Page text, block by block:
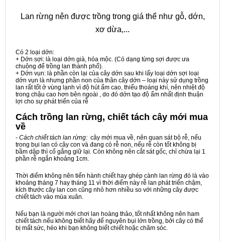
Lan rừng nên được trồng trong giá thể như gỗ, dớn,
xơ dừa,...
Có 2 loại dớn:
+ Dớn sợi: là loại dớn già, hóa mộc. (Có dạng từng sợi được ưa
chuộng để trồng lan thành phố).
+ Dớn vụn: là phần còn lại của cây dớn sau khi lấy loại dớn sợi loại
dớn vụn là nhưng phần non của thân cây dớn – loại này sử dụng trồng
lan rất tốt ở vùng lạnh vì độ hút ẩm cao, thiếu thoáng khí, nên nhiệt độ
trong chậu cao hơn bên ngoài , do đó dớn tạo độ ẩm nhất định thuận
lợi cho sự phát triển của rễ
Cách trồng lan rừng, chiết tách cây mới mua
về
- Cách chiết tách lan rừng: cây mới mua về, nên quan sát bộ rễ, nếu
trong bụi lan có cây con và đang có rễ non, nếu rễ còn tốt không bị
bầm dập thì cố gắng giữ lại. Còn không nên cắt sát gốc, chỉ chừa lại 1
phần rễ ngắn khoảng 1cm.
Thời điểm không nên tiến hành chiết hay ghép cành lan rừng đó là vào
khoảng tháng 7 hay tháng 11 vì thời điểm này rễ lan phát triển chậm,
kích thước cây lan con cũng nhỏ hơn nhiều so với những cây được
chiết tách vào mùa xuân.
Nếu bạn là người mới chơi lan hoàng thảo, tốt nhất không nên ham
chiết tách nếu không biết hãy để nguyên bụi lớn trồng, bởi cây có thể
bị mất sức, héo khi bạn không biết chiết hoặc chăm sóc.